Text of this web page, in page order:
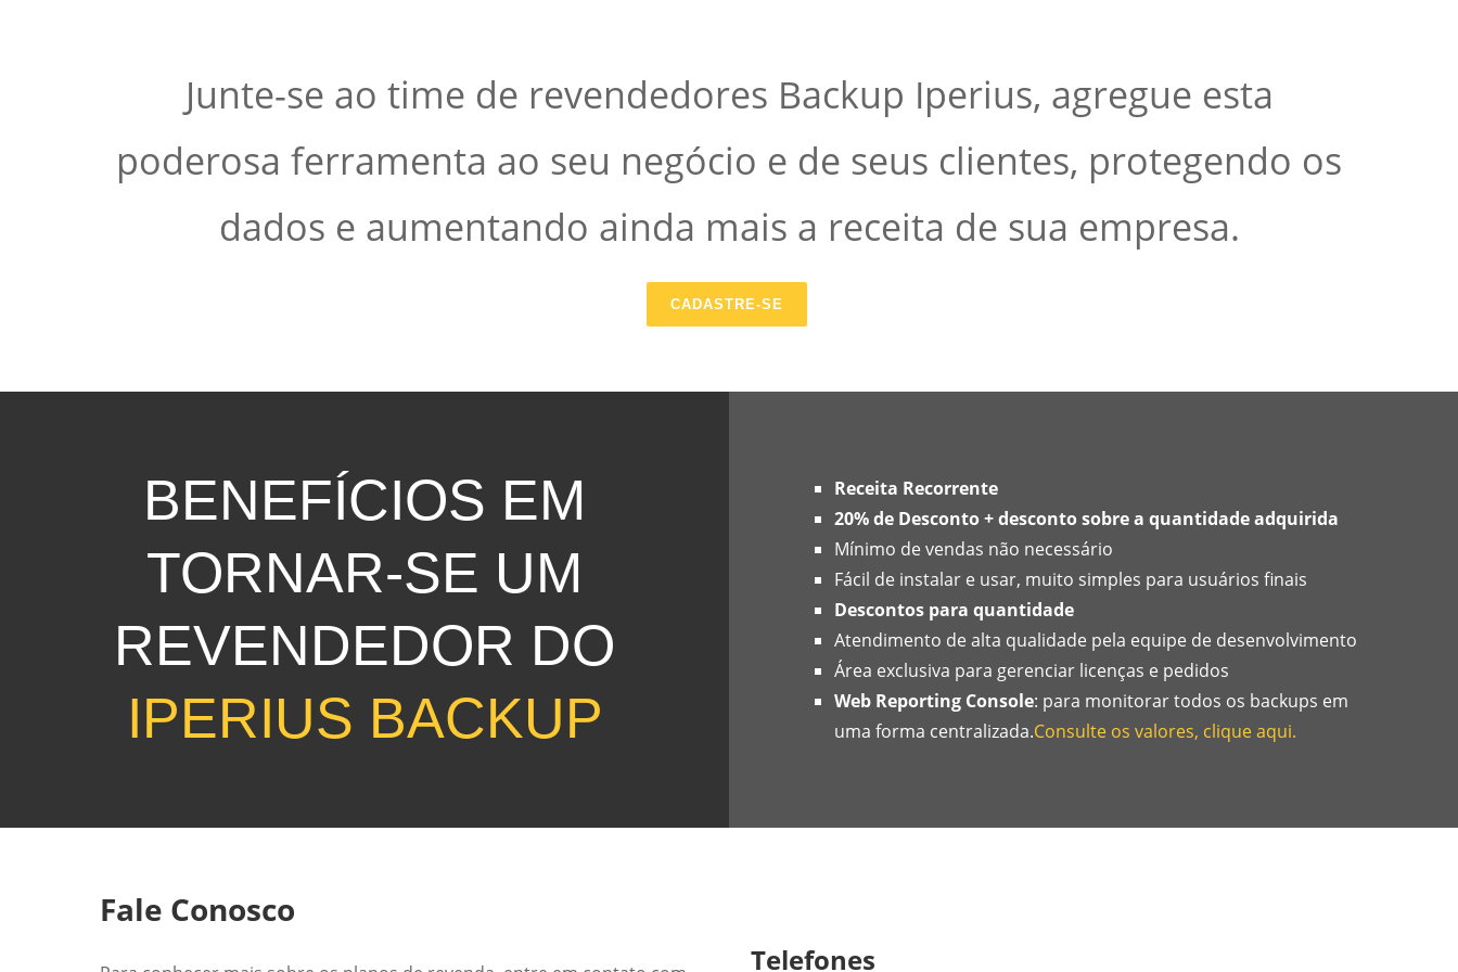
Junte-se ao time de revendedores Backup Iperius, agregue esta
poderosa ferramenta ao seu negócio e de seus clientes, protegendo os
dados e aumentando ainda mais a receita de sua empresa.
CADASTRE-SE
BENEFÍCIOS EM
TORNAR-SE UM
REVENDEDOR DO
IPERIUS BACKUP
Receita Recorrente
20% de Desconto + desconto sobre a quantidade adquirida
Mínimo de vendas não necessário
Fácil de instalar e usar, muito simples para usuários finais
Descontos para quantidade
Atendimento de alta qualidade pela equipe de desenvolvimento
Área exclusiva para gerenciar licenças e pedidos
Web Reporting Console: para monitorar todos os backups em
uma forma centralizada.Consulte os valores, clique aqui.
Fale Conosco
Telefones